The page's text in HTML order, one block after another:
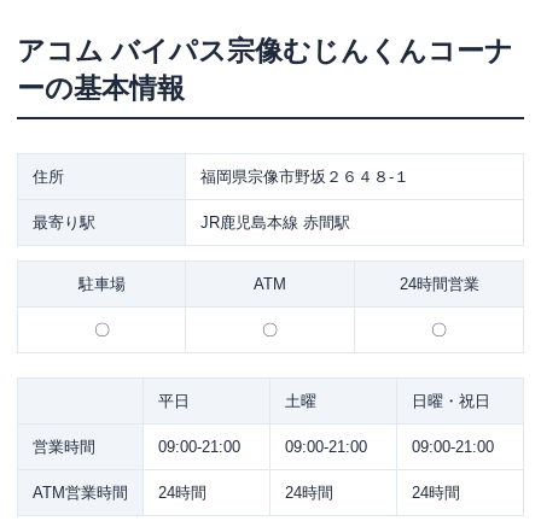
アコム バイパス宗像むじんくんコーナ
ーの基本情報
住所 福岡県宗像市野坂２６４８-１
最寄り駅 JR鹿児島本線 赤間駅
駐車場 ATM 24時間営業
〇 〇 〇
平日 土曜 日曜・祝日
営業時間 09:00-21:00 09:00-21:00 09:00-21:00
ATM営業時間 24時間 24時間 24時間